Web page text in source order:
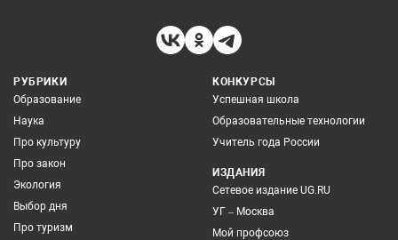
РУБРИКИ
Образование
Наука
Про культуру
Про закон
Экология
Выбор дня
Про туризм
КОНКУРСЫ
Успешная школа
Образовательные технологии
Учитель года России
ИЗДАНИЯ
Сетевое издание UG.RU
УГ – Москва
Мой профсоюз